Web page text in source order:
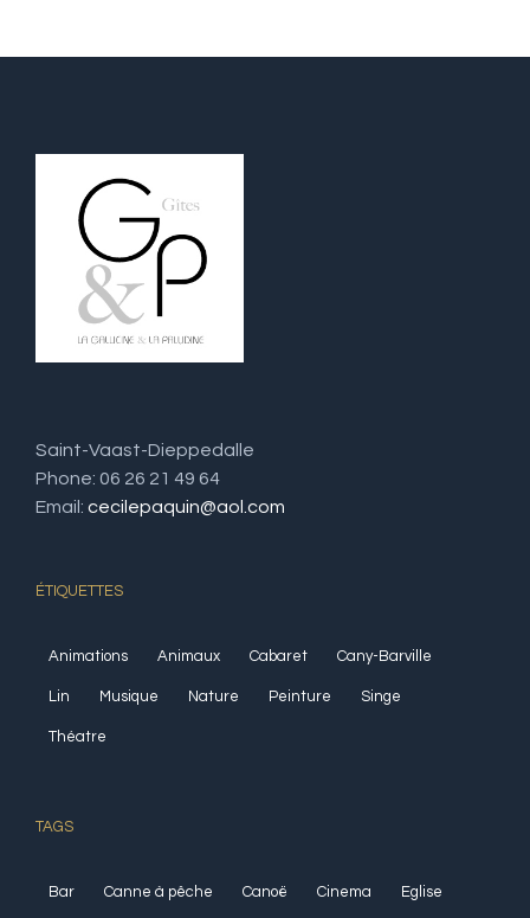
Saint-Vaast-Dieppedalle
Phone: 06 26 21 49 64
Email: cecilepaquin@aol.com
ÉTIQUETTES
Animations Animaux Cabaret Cany-Barville
Lin Musique Nature Peinture Singe
Théatre
TAGS
Bar Canne à pêche Canoë Cinema Eglise